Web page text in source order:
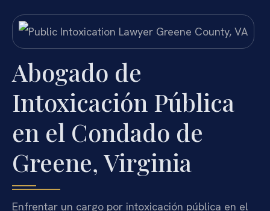
Abogado de
Intoxicación Pública
en el Condado de
Greene, Virginia
Enfrentar un cargo por intoxicación pública en el